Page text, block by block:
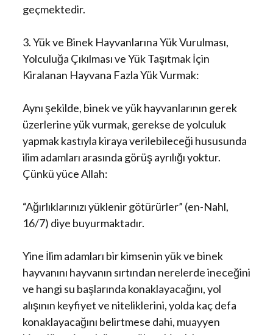
geçmektedir.
3. Yük ve Binek Hayvanlarına Yük Vurulması,
Yolculuğa Çıkılması ve Yük Taşıtmak İçin
Kiralanan Hayvana Fazla Yük Vurmak:
Aynı şekilde, binek ve yük hayvanlarının gerek
üzerlerine yük vurmak, gerekse de yolculuk
yapmak kastıyla kiraya verilebileceği hususunda
ilim adamları arasında görüş ayrılığı yoktur.
Çünkü yüce Allah:
“Ağırlıklarınızı yüklenir götürürler” (en-Nahl,
16/7) diye buyurmaktadır.
Yine İlim adamları bir kimsenin yük ve binek
hayvanını hayvanın sırtından nerelerde ineceğini
ve hangi su başlarında konaklayacağını, yol
alışının keyfiyet ve niteliklerini, yolda kaç defa
konaklayacağını belirtmese dahi, muayyen